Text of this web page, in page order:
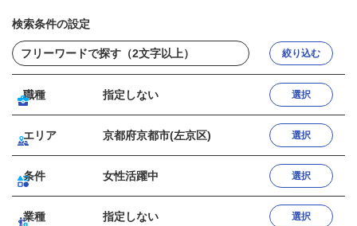
検索条件の設定
絞り込む
職種 指定しない 選択
エリア 京都府京都市(左京区) 選択
条件 女性活躍中 選択
業種 指定しない 選択